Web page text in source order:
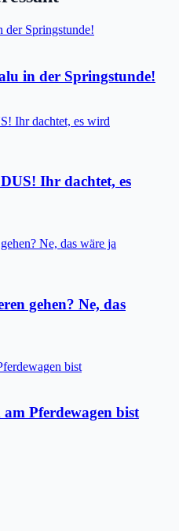
in der Springstunde!
Ihr dachtet, es
gehen? Ne, das
Pferdewagen bist